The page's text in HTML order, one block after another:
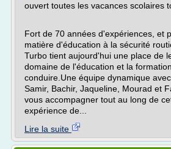
ouvert toutes les vacances scolaires
Fort de 70 années d'expériences, et
matière d'éducation à la sécurité
Turbo tient aujourd'hui une place de
domaine de l'éducation et la
conduire.Une équipe dynamique
Samir, Bachir, Jaqueline, Mourad et
vous accompagner tout au long de
expérience de...
Lire la suite